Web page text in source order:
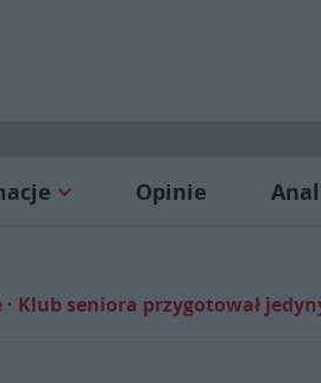
Opinie
Klub seniora przygotował